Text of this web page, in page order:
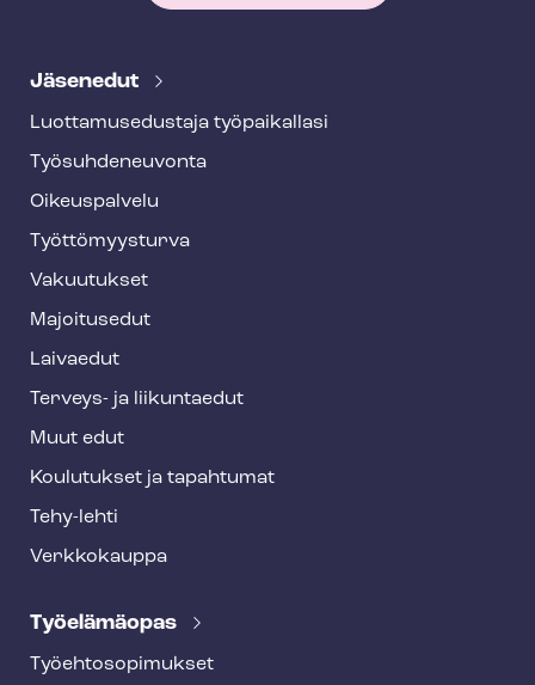
e
f
o
o
t
e
Jäsenedut
Luot­ta­muse­dus­ta­ja työpaikallasi
Työ­suh­de­neu­von­ta
Oikeuspalvelu
Työt­tö­myys­tur­va
Vakuutukset
Majoitusedut
Laivaedut
Terveys- ja liikuntaedut
Muut edut
Koulutukset ja tapahtumat
Tehy-lehti
Verkkokauppa
Työelämäopas
Työ­eh­to­so­pi­muk­set